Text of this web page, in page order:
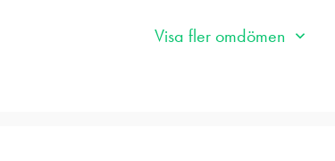
Visa fler omdömen